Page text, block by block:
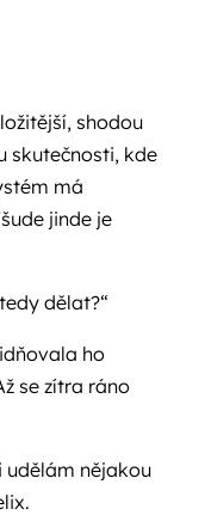
shodou
skutečnosti, kde
má
jinde je
dělat?“
ho
se zítra ráno
udělám nějakou